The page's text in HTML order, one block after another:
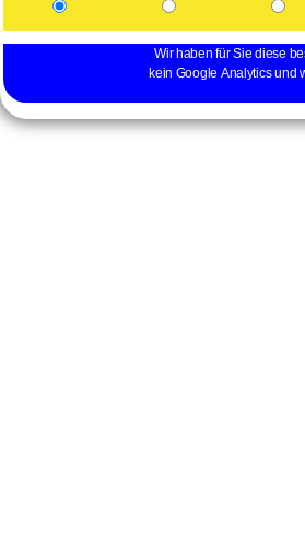
Wir haben für Sie diese
kein Google Analytics und